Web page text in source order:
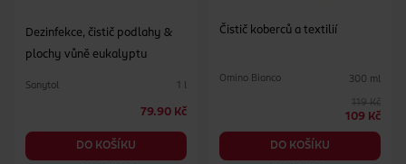
Dezinfekce, čistič podlahy &
plochy vůně eukalyptu
Sanytol 1 l
79.90 Kč
DO KOŠÍKU
Čistič koberců a textilií
Omino Bianco 300 ml
119 Kč
109 Kč
DO KOŠÍKU